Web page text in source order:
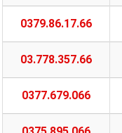
0379.86.17.66
03.778.357.66
0377.679.066